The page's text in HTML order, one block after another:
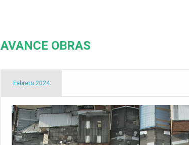
AVANCE OBRAS
Febrero 2024